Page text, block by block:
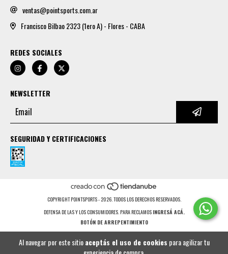
Al navegar por este sitioaceptás el uso de cookies para agilizar tu
ventas@pointsports.com.ar
Francisco Bilbao 2323 (1ero A) - Flores - CABA
REDES SOCIALES
NEWSLETTER
SEGURIDAD Y CERTIFICACIONES
COPYRIGHT POINTSPORTS - 2026. TODOS LOS DERECHOS RESERVADOS.
DEFENSA DE LAS Y LOS CONSUMIDORES. PARA RECLAMOS INGRESÁ ACÁ.
BOTÓN DE ARREPENTIMIENTO